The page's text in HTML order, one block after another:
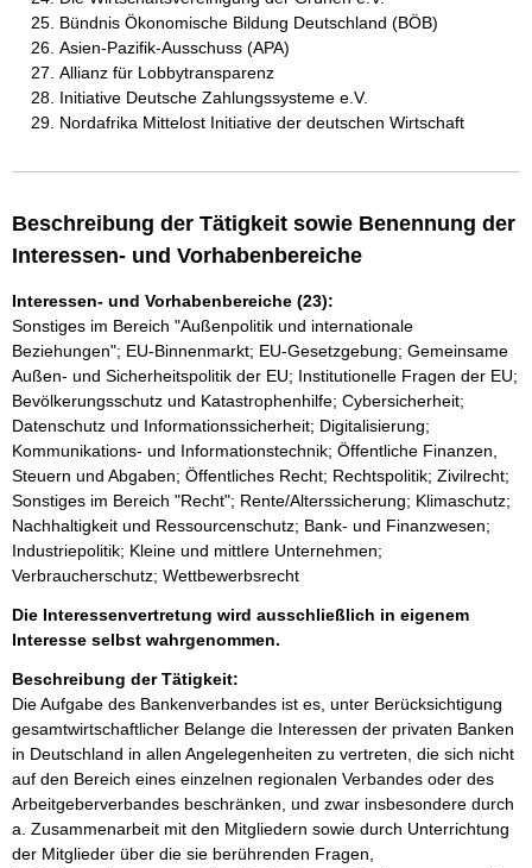
Bündnis Ökonomische Bildung Deutschland (BÖB)
Asien-Pazifik-Ausschuss (APA)
Allianz für Lobbytransparenz
Initiative Deutsche Zahlungssysteme e.V.
Nordafrika Mittelost Initiative der deutschen Wirtschaft
Beschreibung der Tätigkeit sowie Benennung der
Interessen- und Vorhabenbereiche
Interessen- und Vorhabenbereiche (23):
Sonstiges im Bereich "Außenpolitik und internationale
Beziehungen"; EU-Binnenmarkt; EU-Gesetzgebung; Gemeinsame
Außen- und Sicherheitspolitik der EU; Institutionelle Fragen der EU;
Bevölkerungsschutz und Katastrophenhilfe; Cybersicherheit;
Datenschutz und Informationssicherheit; Digitalisierung;
Kommunikations- und Informationstechnik; Öffentliche Finanzen,
Steuern und Abgaben; Öffentliches Recht; Rechtspolitik; Zivilrecht;
Sonstiges im Bereich "Recht"; Rente/Alterssicherung; Klimaschutz;
Nachhaltigkeit und Ressourcenschutz; Bank- und Finanzwesen;
Industriepolitik; Kleine und mittlere Unternehmen;
Verbraucherschutz; Wettbewerbsrecht
Die Interessenvertretung wird ausschließlich in eigenem
Interesse selbst wahrgenommen.
Beschreibung der Tätigkeit:
Die Aufgabe des Bankenverbandes ist es, unter Berücksichtigung
gesamtwirtschaftlicher Belange die Interessen der privaten Banken
in Deutschland in allen Angelegenheiten zu vertreten, die sich nicht
auf den Bereich eines einzelnen regionalen Verbandes oder des
Arbeitgeberverbandes beschränken, und zwar insbesondere durch
a. Zusammenarbeit mit den Mitgliedern sowie durch Unterrichtung
der Mitglieder über die sie berührenden Fragen,